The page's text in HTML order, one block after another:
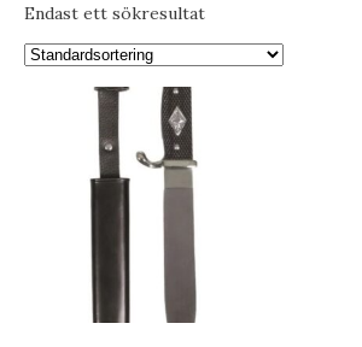
Endast ett sökresultat